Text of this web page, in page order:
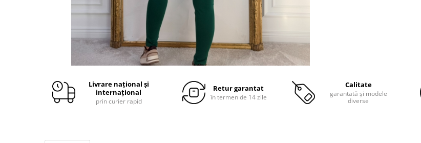
Livrare național și
internațional
prin curier rapid
Retur garantat
în termen de 14 zile
Calitate
garantată și modele
diverse